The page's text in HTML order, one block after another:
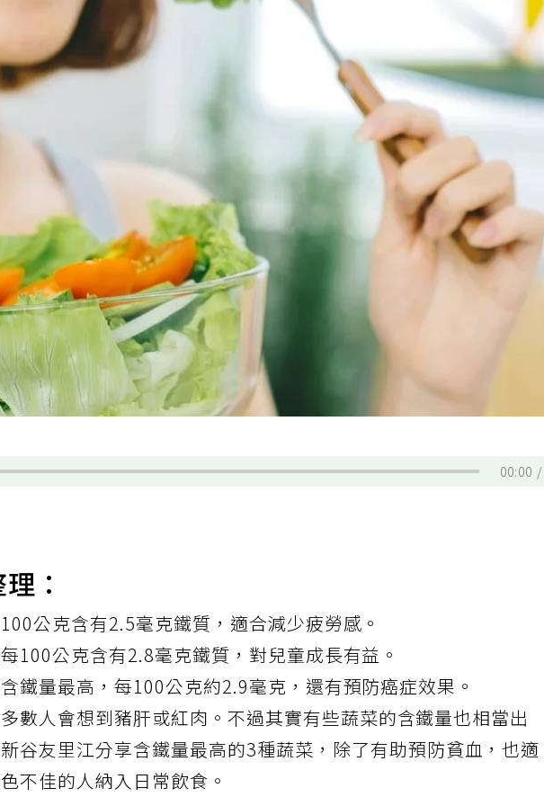
00:00
：
公克含有2.5毫克鐵質，適合減少疲勞感。
100公克含有2.8毫克鐵質，對兒童成長有益。
鐵量最高，每100公克約2.9毫克，還有預防癌症效果。
數人會想到豬肝或紅肉。不過其實有些蔬菜的含鐵量也相當出
谷友里江分享含鐵量最高的3種蔬菜，除了有助預防貧血，也適
不佳的人納入日常飲食。